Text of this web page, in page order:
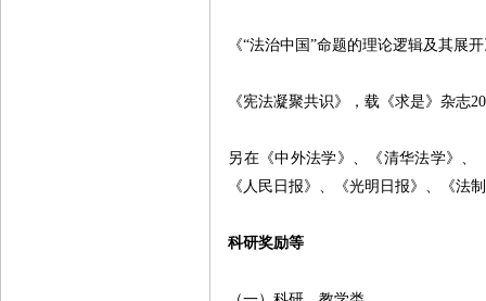
《“法治中国”命题的理论逻辑及其展
《宪法凝聚共识》，载《求是》杂志
另在《中外法学》、《清华法学》
《人民日报》、《光明日报》、《法
科研奖励等